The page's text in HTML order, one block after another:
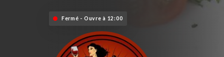
Fermé - Ouvre à 12:00